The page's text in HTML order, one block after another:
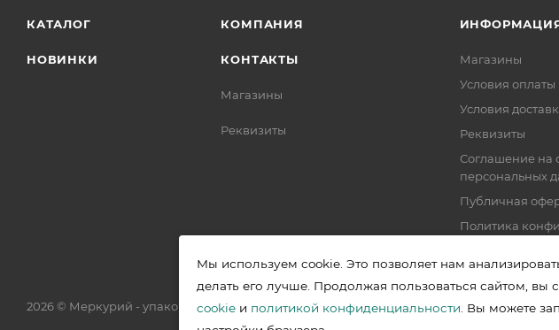
КАТАЛОГ
НОВИНКИ
КОМПАНИЯ
КОНТАКТЫ
Магазины
Реквизиты
Магазины
Условия оплаты
Условия
Реквизиты
Соглашение на
персональных
Публичная
Политика
2026 © Меркурий - упаковочная продукция от ведущих производителей в Уфе
Мы используем cookie. Это позволяет нам
делать его лучше. Продолжая пользоваться сайтом, вы
cookieи политикой конфиденциальности . Вы можете